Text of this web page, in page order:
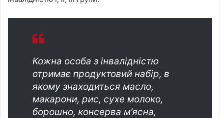
Кожна особа з інвалідністю
отримає продуктовий набір, в
якому знаходиться масло,
макарони, рис, сухе молоко,
борошно, консерва м’ясна,